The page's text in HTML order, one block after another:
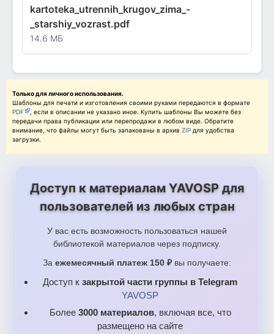
kartoteka_utrennih_krugov_zima_-
_starshiy_vozrast.pdf
14.6 МБ
Только для личного использования.
Шаблоны для печати и изготовления своими руками передаются в формате
PDF
, если в описании не указано иное. Купить шаблоны Вы можете без
передачи права публикации или перепродажи в любом виде. Обратите
внимание, что файлы могут быть запакованы в архив ZIP для удобства
загрузки.
Доступ к материалам YAVOSP для
пользователей из любых стран
У вас есть возможность пользоваться нашей
библиотекой материалов через подписку.
За ежемесячный платеж 150 ₽ вы получаете:
Доступ к закрытой части группы в Telegram
YAVOSP
Более 3000 материалов, включая все, что
размещено на сайте